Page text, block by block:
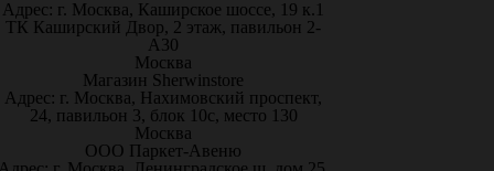
Адрес: г. Москва, Каширское шоссе, 19 к.1
ТК Каширский Двор, 2 этаж, павильон 2-
А30
Москва
Магазин Sherwinstore
Адрес: г. Москва, Нахимовский проспект,
24, павильон 3, блок 10с, место 130
Москва
ООО Паркет-Авeню